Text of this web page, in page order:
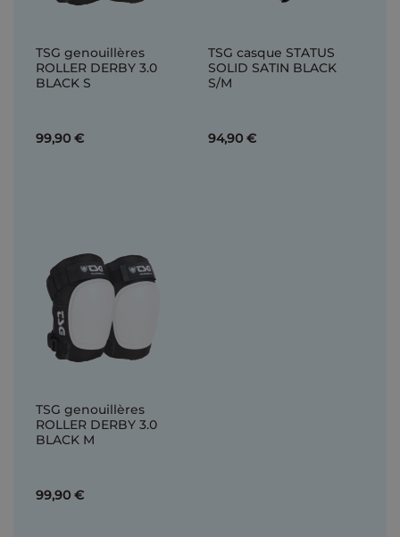
TSG genouillères
ROLLER DERBY 3.0
BLACK S
99,90 €
TSG casque STATUS
SOLID SATIN BLACK
S/M
94,90 €
TSG genouillères
ROLLER DERBY 3.0
BLACK M
99,90 €